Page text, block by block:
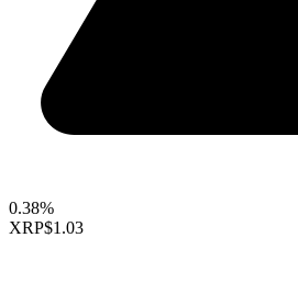
0.38%
XRP$1.03